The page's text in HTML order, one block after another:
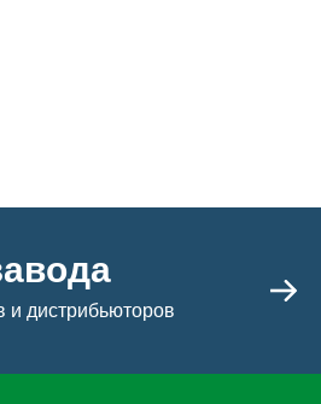
и дистрибьюторов